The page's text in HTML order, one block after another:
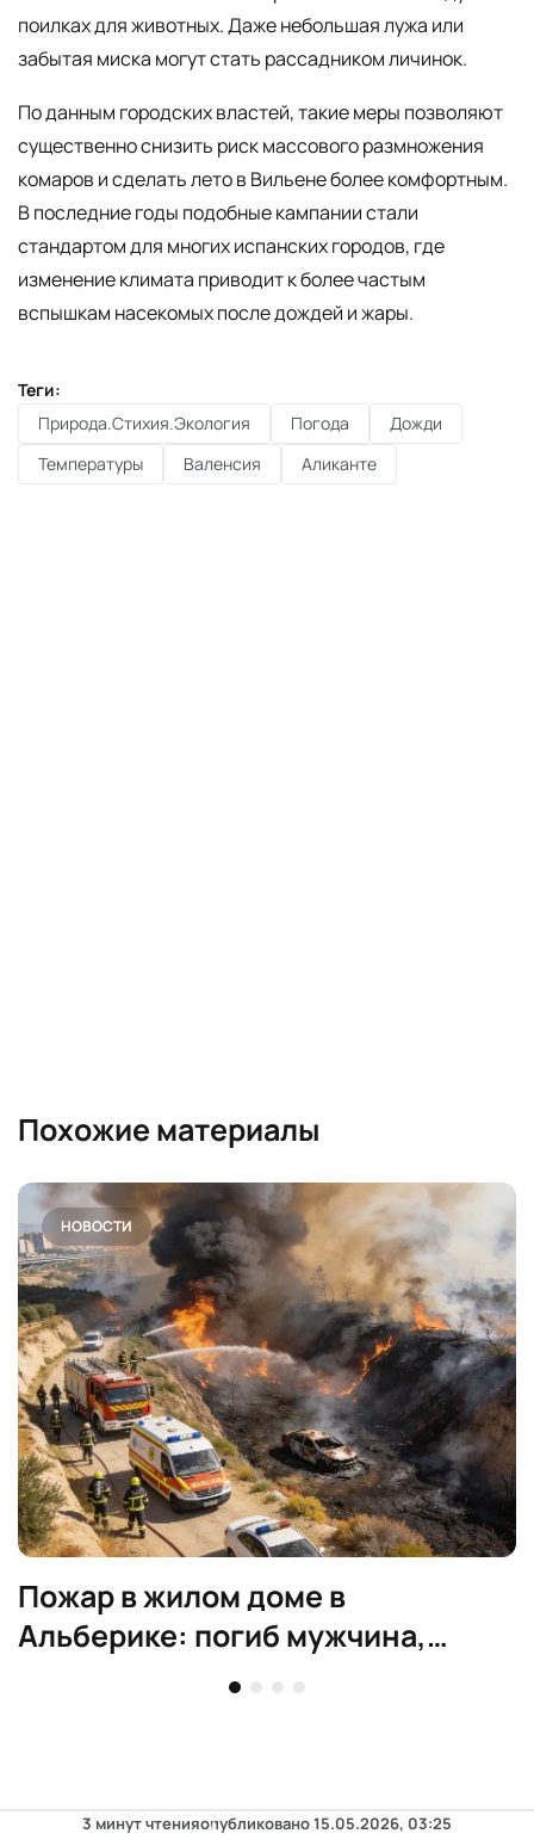
поилках для животных. Даже небольшая лужа или
забытая миска могут стать рассадником личинок.
По данным городских властей, такие меры позволяют
существенно снизить риск массового размножения
комаров и сделать лето в Вильене более комфортным.
В последние годы подобные кампании стали
стандартом для многих испанских городов, где
изменение климата приводит к более частым
вспышкам насекомых после дождей и жары.
Теги:
Природа.Стихия.Экология
Погода
Дожди
Температуры
Валенсия Аликанте
Похожие материалы
НОВОСТИ
Пожар в жилом доме в
Альберике: погиб мужчина,
эвакуированы жильцы
3 минут чтенияопубликовано15.05.2026, 03:25